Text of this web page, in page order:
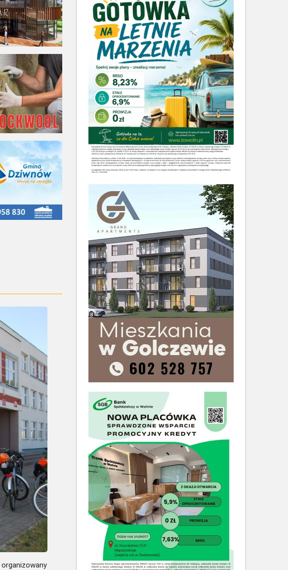
organizowany